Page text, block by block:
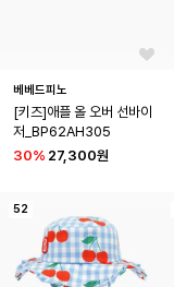
베베드피노
[키즈]애플 올 오버 선바이
저_BP62AH305
30% 27,300원
52